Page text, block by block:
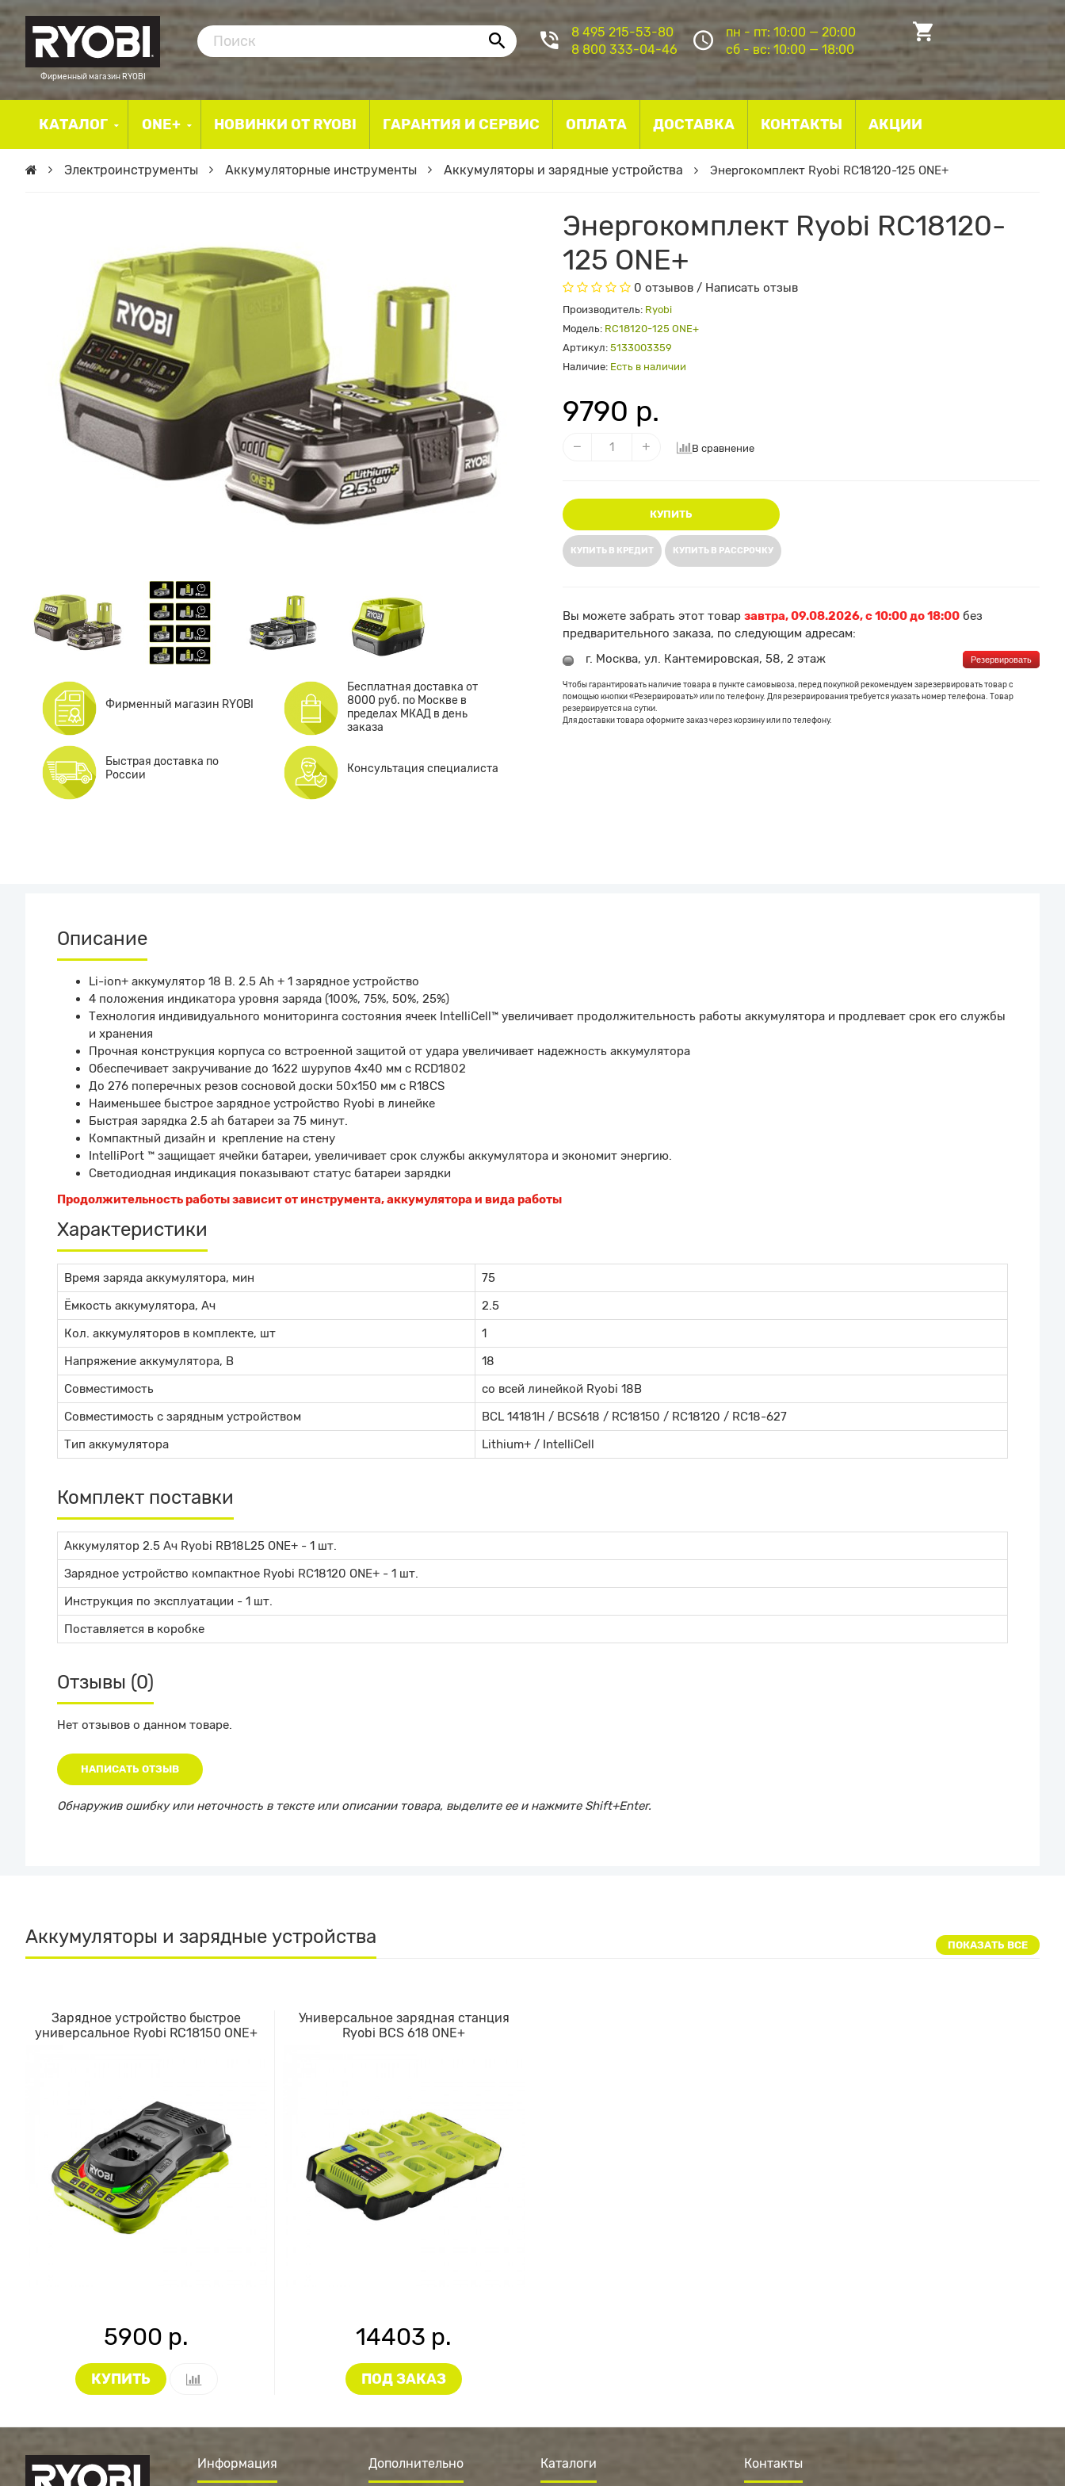
Фирменный магазин RYOBI
8 495 215-53-80
8 800 333-04-46
пн - пт: 10:00 — 20:00
сб - вс: 10:00 — 18:00
КАТАЛОГ ONE+ НОВИНКИ ОТ RYOBI ГАРАНТИЯ И СЕРВИС ОПЛАТА ДОСТАВКА КОНТАКТЫ АКЦИИ
Электроинструменты Аккумуляторные инструменты Аккумуляторы и зарядные устройства Энергокомплект Ryobi RC18120-125 ONE+
Фирменный магазин RYOBI
Бесплатная доставка от
8000 руб. по Москве в
пределах МКАД в день
заказа
Быстрая доставка по
России
Консультация специалиста
Энергокомплект Ryobi RC18120-
125 ONE+
0 отзывов / Написать отзыв
Производитель: Ryobi
Модель: RC18120-125 ONE+
Артикул: 5133003359
Наличие: Есть в наличии
9790 р.
В сравнение
КУПИТЬ
КУПИТЬ В КРЕДИТ КУПИТЬ В РАССРОЧКУ
Вы можете забрать этот товар завтра, 09.08.2026, с 10:00 до 18:00 без
предварительного заказа, по следующим адресам:
г. Москва, ул. Кантемировская, 58, 2 этаж
Резервировать
Чтобы гарантировать наличие товара в пункте самовывоза, перед покупкой рекомендуем зарезервировать товар с
помощью кнопки «Резервировать» или по телефону. Для резервирования требуется указать номер телефона. Товар
резервируется на сутки.
Для доставки товара оформите заказ через корзину или по телефону.
Описание
Li-ion+ аккумулятор 18 В. 2.5 Ah + 1 зарядное устройство
4 положения индикатора уровня заряда (100%, 75%, 50%, 25%)
Технология индивидуального мониторинга состояния ячеек IntelliCell™ увеличивает продолжительность работы аккумулятора и продлевает срок его службы
и хранения
Прочная конструкция корпуса со встроенной защитой от удара увеличивает надежность аккумулятора
Обеспечивает закручивание до 1622 шурупов 4х40 мм с RCD1802
До 276 поперечных резов сосновой доски 50х150 мм с R18CS
Наименьшее быстрое зарядное устройство Ryobi в линейке
Быстрая зарядка 2.5 ah батареи за 75 минут.
Компактный дизайн и крепление на стену
IntelliPort ™ защищает ячейки батареи, увеличивает срок службы аккумулятора и экономит энергию.
Светодиодная индикация показывают статус батареи зарядки
Продолжительность работы зависит от инструмента, аккумулятора и вида работы
Характеристики
Время заряда аккумулятора, мин
75
Ёмкость аккумулятора, Ач
2.5
Кол. аккумуляторов в комплекте, шт
1
Напряжение аккумулятора, В
18
Совместимость
со всей линейкой Ryobi 18В
Совместимость с зарядным устройством
BCL 14181H / BCS618 / RC18150 / RC18120 / RC18-627
Тип аккумулятора
Lithium+ / IntelliCell
Комплект поставки
Аккумулятор 2.5 Ач Ryobi RB18L25 ONE+ - 1 шт.
Зарядное устройство компактное Ryobi RC18120 ONE+ - 1 шт.
Инструкция по эксплуатации - 1 шт.
Поставляется в коробке
Отзывы (0)
Нет отзывов о данном товаре.
НАПИСАТЬ ОТЗЫВ
Обнаружив ошибку или неточность в тексте или описании товара, выделите ее и нажмите Shift+Enter.
Аккумуляторы и зарядные устройства ПОКАЗАТЬ ВСЕ
Зарядное устройство быстрое
универсальное Ryobi RC18150 ONE+
5900 р.
КУПИТЬ
Универсальное зарядная станция
Ryobi BCS 618 ONE+
14403 р.
ПОД ЗАКАЗ
Контакты
Информация Дополнительно Каталоги